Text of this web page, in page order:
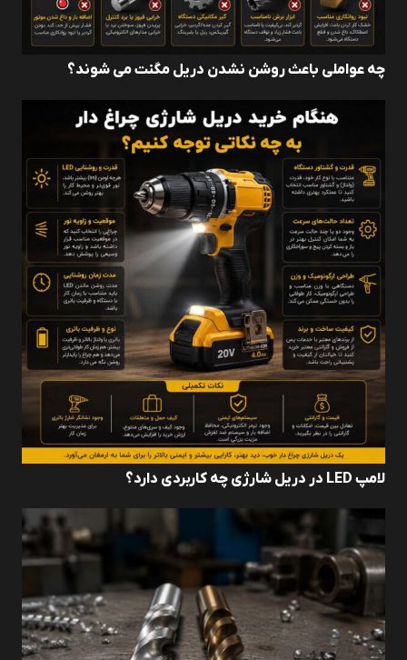
چه عواملی باعث روشن نشدن دریل مگنت می ‌شوند؟
لامپ LED در دریل شارژی چه کاربردی دارد؟